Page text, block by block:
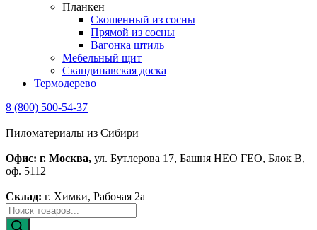
Планкен
Скошенный из сосны
Прямой из сосны
Вагонка штиль
Мебельный щит
Скандинавская доска
Термодерево
8 (800) 500-54-37
Пиломатериалы из Сибири
Офис: г. Москва, ул. Бутлерова 17, Башня НЕО ГЕО, Блок В,
оф. 5112
Склад: г. Химки, Рабочая 2а
Поиск
товаров